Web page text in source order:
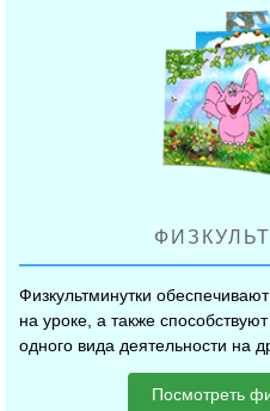
Физкультминутки
на уроке, а также
одного вида деятельности на
Посмотреть